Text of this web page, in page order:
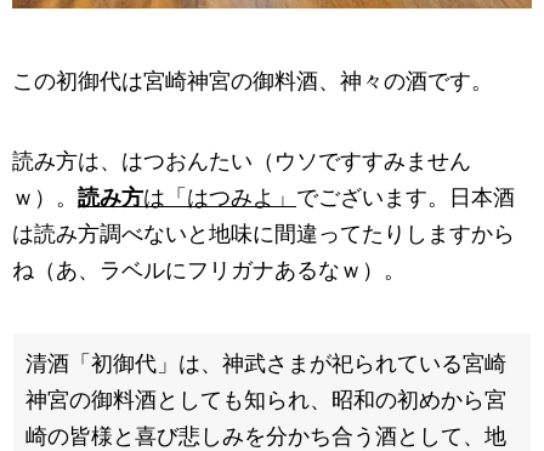
この初御代は宮崎神宮の御料酒、神々の酒です。
読み方は、はつおんたい（ウソですすみません
ｗ）。 読み方は「はつみよ」 でございます。日本酒
は読み方調べないと地味に間違ってたりしますから
ね（あ、ラベルにフリガナあるなｗ）。
清酒「初御代」は、神武さまが祀られている宮崎
神宮の御料酒としても知られ、昭和の初めから宮
崎の皆様と喜び悲しみを分かち合う酒として、地